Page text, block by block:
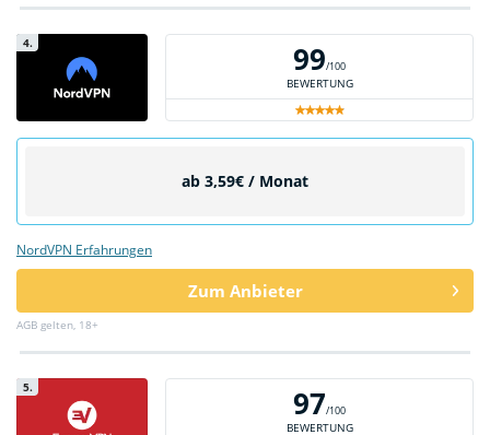
4. 99/100
BEWERTUNG
ab 3,59€ / Monat
NordVPN Erfahrungen
Zum Anbieter
AGB gelten, 18+
5. 97/100
BEWERTUNG